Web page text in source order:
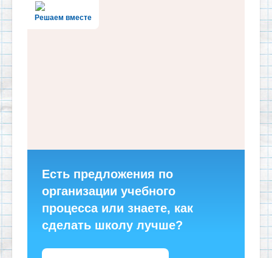
Решаем вместе
Есть предложения по
организации учебного
процесса или знаете, как
сделать школу лучше?